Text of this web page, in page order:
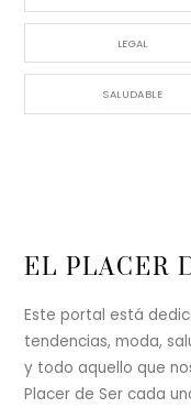
LEGAL
SALUDABLE
EL PLACER
Este portal está
tendencias, moda,
y todo aquello que
Placer de Ser cada